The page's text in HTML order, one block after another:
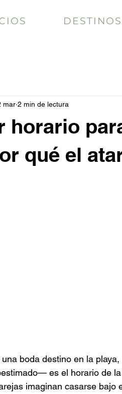
DESTINOS
horario
qué el
mar 2 min de lectura
boda destino en la
es el horario de
imaginan casarse